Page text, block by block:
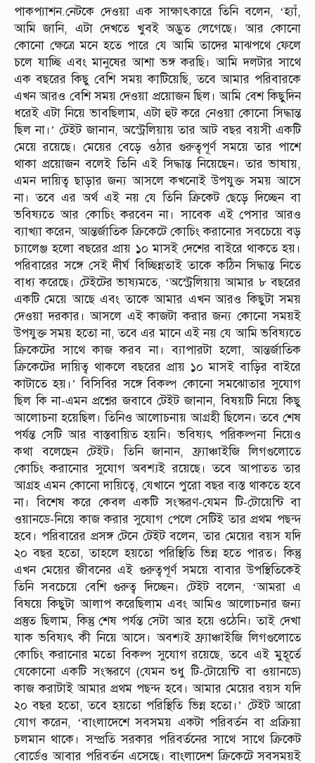
পাকপ্যাশন.নেটকে দেওয়া এক সাক্ষাৎকারে তিনি বলেন, ‘হ্যাঁ,
আমি জানি, এটা দেখতে খুবই অদ্ভুত লেগেছে। আর কোনো
কোনো ক্ষেত্রে মনে হতে পারে যে আমি তাদের মাঝপথে ফেলে
চলে যাচ্ছি এবং মানুষের আশা ভঙ্গ করছি। আমি দলটার সাথে
এক বছরের কিছু বেশি সময় কাটিয়েছি, তবে আমার পরিবারকে
এখন আরও বেশি সময় দেওয়া প্রয়োজন ছিল। আমি বেশ কিছুদিন
ধরেই এটা নিয়ে ভাবছিলাম, এটা হুট করে নেওয়া কোনো সিদ্ধান্ত
ছিল না।’ টেইট জানান, অস্ট্রেলিয়ায় তার আট বছর বয়সী একটি
মেয়ে রয়েছে। মেয়ের বেড়ে ওঠার গুরুত্বপূর্ণ সময়ে তার পাশে
থাকা প্রয়োজন বলেই তিনি এই সিদ্ধান্ত নিয়েছেন। তার ভাষায়,
এমন দায়িত্ব ছাড়ার জন্য আসলে কখনোই উপযুক্ত সময় আসে
না। তবে এর অর্থ এই নয় যে তিনি ক্রিকেট ছেড়ে দিচ্ছেন বা
ভবিষ্যতে আর কোচিং করবেন না। সাবেক এই পেসার আরও
ব্যাখ্যা করেন, আন্তর্জাতিক ক্রিকেটে কোচিং করানোর সবচেয়ে বড়
চ্যালেঞ্জ হলো বছরের প্রায় ১০ মাসই দেশের বাইরে থাকতে হয়।
পরিবারের সঙ্গে সেই দীর্ঘ বিচ্ছিন্নতাই তাকে কঠিন সিদ্ধান্ত নিতে
বাধ্য করেছে। টেইটের ভাষ্যমতে, ‘অস্ট্রেলিয়ায় আমার ৮ বছরের
একটি মেয়ে আছে এবং তাকে আমার এখন আরও কিছুটা সময়
দেওয়া দরকার। আসলে এই কাজটা করার জন্য কোনো সময়ই
উপযুক্ত সময় হতো না, তবে এর মানে এই নয় যে আমি ভবিষ্যতে
ক্রিকেটের সাথে কাজ করব না। ব্যাপারটা হলো, আন্তর্জাতিক
ক্রিকেটের দায়িত্ব থাকলে বছরের প্রায় ১০ মাসই বাড়ির বাইরে
কাটাতে হয়।’ বিসিবির সঙ্গে বিকল্প কোনো সমঝোতার সুযোগ
ছিল কি না-এমন প্রশ্নের জবাবে টেইট জানান, বিষয়টি নিয়ে কিছু
আলোচনা হয়েছিল। তিনিও আলোচনায় আগ্রহী ছিলেন। তবে শেষ
পর্যন্ত সেটি আর বাস্তবায়িত হয়নি। ভবিষ্যৎ পরিকল্পনা নিয়েও
কথা বলেছেন টেইট। তিনি জানান, ফ্র্যাঞ্চাইজি লিগগুলোতে
কোচিং করানোর সুযোগ অবশ্যই রয়েছে। তবে আপাতত তার
আগ্রহ এমন কোনো দায়িত্বে, যেখানে পুরো বছর ব্যস্ত থাকতে হবে
না। বিশেষ করে কেবল একটি সংস্করণ-যেমন টি-টোয়েন্টি বা
ওয়ানডে-নিয়ে কাজ করার সুযোগ পেলে সেটিই তার প্রথম পছন্দ
হবে। পরিবারের প্রসঙ্গ টেনে টেইট বলেন, তার মেয়ের বয়স যদি
২০ বছর হতো, তাহলে হয়তো পরিস্থিতি ভিন্ন হতে পারত। কিন্তু
এখন মেয়ের জীবনের এই গুরুত্বপূর্ণ সময়ে বাবার উপস্থিতিকেই
তিনি সবচেয়ে বেশি গুরুত্ব দিচ্ছেন। টেইট বলেন, ‘আমরা এ
বিষয়ে কিছুটা আলাপ করেছিলাম এবং আমিও আলোচনার জন্য
প্রস্তুত ছিলাম, কিন্তু শেষ পর্যন্ত সেটা আর হয়ে ওঠেনি। তাই দেখা
যাক ভবিষ্যৎ কী নিয়ে আসে। অবশ্যই ফ্র্যাঞ্চাইজি লিগগুলোতে
কোচিং করানোর মতো বিকল্প সুযোগ রয়েছে, তবে এই মুহূর্তে
যেকোনো একটি সংস্করণে (যেমন শুধু টি-টোয়েন্টি বা ওয়ানডে)
কাজ করাটাই আমার প্রথম পছন্দ হবে। আমার মেয়ের বয়স যদি
২০ বছর হতো, তবে হয়তো পরিস্থিতি ভিন্ন হতো।’ টেইট আরো
যোগ করেন, ‘বাংলাদেশে সবসময় একটা পরিবর্তন বা প্রক্রিয়া
চলমান থাকে। সম্প্রতি সরকার পরিবর্তনের সাথে সাথে ক্রিকেট
বোর্ডেও আবার পরিবর্তন এসেছে। বাংলাদেশ ক্রিকেটে সবসময়ই